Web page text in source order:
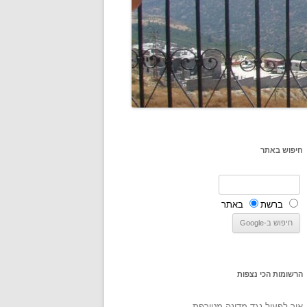
חיפוש באתר
ברשת באתר
הרשומות הכי נצפות